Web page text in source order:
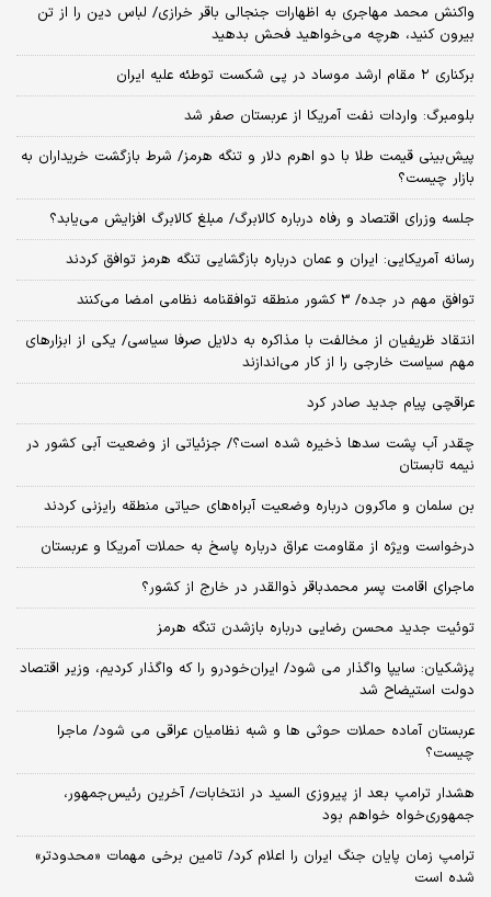
واکنش محمد مهاجری به اظهارات جنجالی باقر خرازی/ لباس دین را از تن
بیرون کنید، هرچه می‌خواهید فحش بدهید
برکناری ۲ مقام‌ ارشد موساد در پی شکست توطئه علیه ایران
بلومبرگ: واردات نفت آمریکا از عربستان صفر شد
پیش‌بینی قیمت طلا با دو اهرم دلار و تنگه هرمز/ شرط بازگشت خریداران به
بازار چیست؟
جلسه وزرای اقتصاد و رفاه درباره کالابرگ/ مبلغ کالابرگ افزایش می‌یابد؟
رسانه آمریکایی: ایران و عمان درباره بازگشایی تنگه هرمز توافق کردند
توافق مهم در جده/ 3 کشور منطقه توافقنامه نظامی امضا می‌کنند
انتقاد ظریفیان از مخالفت با مذاکره به دلایل صرفا سیاسی/ یکی از ابزارهای
مهم سیاست خارجی را از کار می‌اندازند
عراقچی پیام جدید صادر کرد
چقدر آب پشت سدها ذخیره شده است؟/ جزئیاتی از وضعیت آبی کشور در
نیمه تابستان
بن سلمان و ماکرون درباره وضعیت آبراه‌های حیاتی منطقه رایزنی کردند
درخواست ویژه از مقاومت عراق درباره پاسخ به حملات آمریکا و عربستان
ماجرای اقامت پسر محمدباقر ذوالقدر در خارج از کشور؟
توئیت جدید محسن رضایی درباره بازشدن تنگه هرمز
پزشکیان: سایپا واگذار می شود/ ایران‌خودرو را که واگذار کردیم، وزیر اقتصاد
دولت استیضاح شد
عربستان آماده حملات حوثی ها و شبه نظامیان عراقی می شود/ ماجرا
چیست؟
هشدار ترامپ بعد از پیروزی السید در انتخابات/ آخرین رئیس‌جمهور،
جمهوری‌خواه خواهم بود
ترامپ زمان پایان جنگ ایران را اعلام کرد/ تامین برخی مهمات «محدودتر»
شده است